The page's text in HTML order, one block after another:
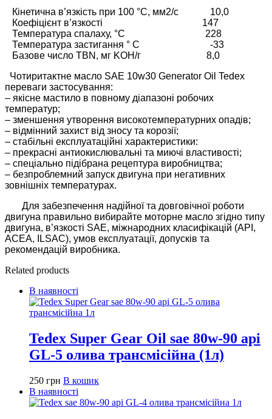
Кінетична в’язкість при 100 °C, мм2/с 10,0
Коефіцієнт в’язкості 147
Температура спалаху, °C 228
Температура застигання ° C -33
Базове число TBN, мг KOH/г 8,0
Чотиритактне масло SAE 10w30 Generator Oil Tedex
переваги застосування:
– якісне мастило в повному діапазоні робочих
температур;
– зменшення утворення високотемпературних опадів;
– відмінний захист від зносу та корозії;
– cтабільні експлуатаційні характеристики:
– прекрасні антиокислювальні та миючі властивості;
– спеціально підібрана рецептура виробництва;
– безпроблемний запуск двигуна при негативних
зовнішніх температурах.
Для забезпечення надійної та довговічної роботи
двигуна правильно вибирайте моторне масло згідно типу
двигуна, в’язкості SAE, міжнародних класифікацій (API,
ACEA, ILSAC), умов експлуатації, допусків та
рекомендацій виробника.
Related products
В наявності
Tedex Super Gear Oil sae 80w-90 api
GL-5 олива трансмісійна (1л)
250 грн В кошик
В наявності